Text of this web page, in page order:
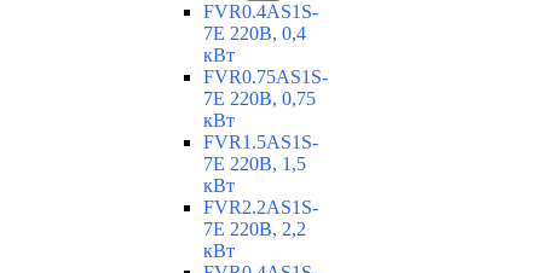
FVR0.4AS1S-
7E 220В, 0,4
кВт
FVR0.75AS1S-
7E 220В, 0,75
кВт
FVR1.5AS1S-
7E 220В, 1,5
кВт
FVR2.2AS1S-
7E 220В, 2,2
кВт